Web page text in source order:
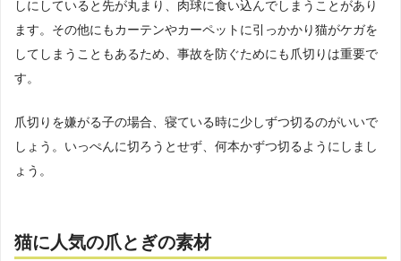
しにしていると先が丸まり、肉球に食い込んでしまうことがあり
ます。その他にもカーテンやカーペットに引っかかり猫がケガを
してしまうこともあるため、事故を防ぐためにも爪切りは重要で
す。
爪切りを嫌がる子の場合、寝ている時に少しずつ切るのがいいで
しょう。いっぺんに切ろうとせず、何本かずつ切るようにしまし
ょう。
猫に人気の爪とぎの素材